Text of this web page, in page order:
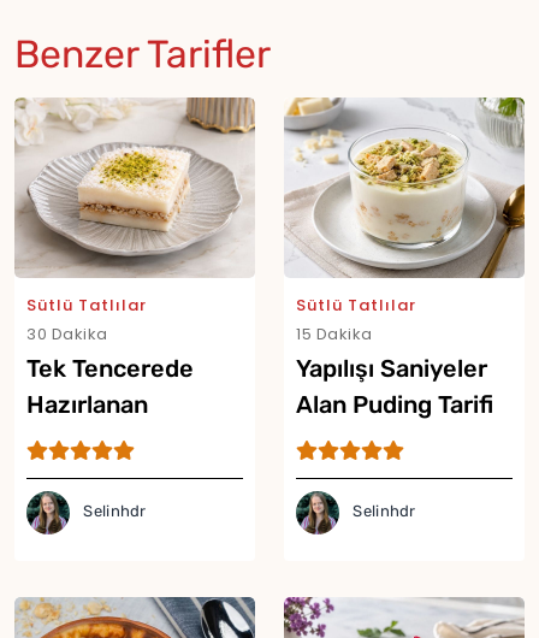
Benzer Tarifler
Sütlü Tatlılar
30 Dakika
Tek Tencerede
Hazırlanan
Muhallebili Tatlı
Tarifi
Selinhdr
Sütlü Tatlılar
15 Dakika
Yapılışı Saniyeler
Alan Puding Tarifi
Selinhdr